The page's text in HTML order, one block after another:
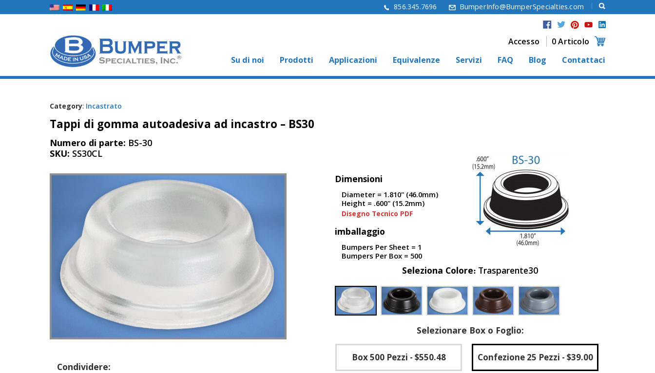
856.345.7696 BumperInfo@BumperSpecialties.com
Accesso
0 Articolo
Su di noi
Prodotti Applicazioni Equivalenze Servizi FAQ Blog Contattaci
Category: Incastrato
Tappi di gomma autoadesiva ad incastro – BS30
Numero di parte: BS-30
SKU: SS30CL
Condividere:
Dimensioni
Diameter = 1.810" (46.0mm)
Height = .600" (15.2mm)
Disegno Tecnico PDF
imballaggio
Bumpers Per Sheet = 1
Bumpers Per Box = 500
Seleziona Colore Trasparente30
Selezionare Box o Foglio:
Box 500 Pezzi - $550.48 Confezione 25 Pezzi - $39.00